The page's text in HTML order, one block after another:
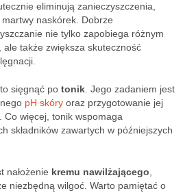
eliminują zanieczyszczenia,
naskórek. Dobrze
nie tylko zapobiega różnym
także zwiększa skuteczność
sięgnąć po tonik . Jego zadaniem jest
pH skóry oraz przygotowanie jej
Co więcej, tonik wspomaga
składników zawartych w późniejszych
nałożenie kremu nawilżającego
niezbędną wilgoć. Warto pamiętać o